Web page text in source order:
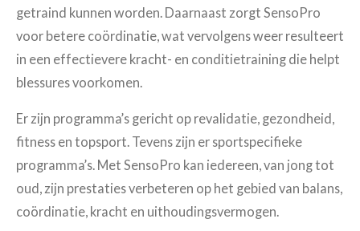
getraind kunnen worden. Daarnaast zorgt SensoPro
voor betere coördinatie, wat vervolgens weer resulteert
in een effectievere kracht- en conditietraining die helpt
blessures voorkomen.
Er zijn programma’s gericht op revalidatie, gezondheid,
fitness en topsport. Tevens zijn er sportspecifieke
programma’s. Met SensoPro kan iedereen, van jong tot
oud, zijn prestaties verbeteren op het gebied van balans,
coördinatie, kracht en uithoudingsvermogen.